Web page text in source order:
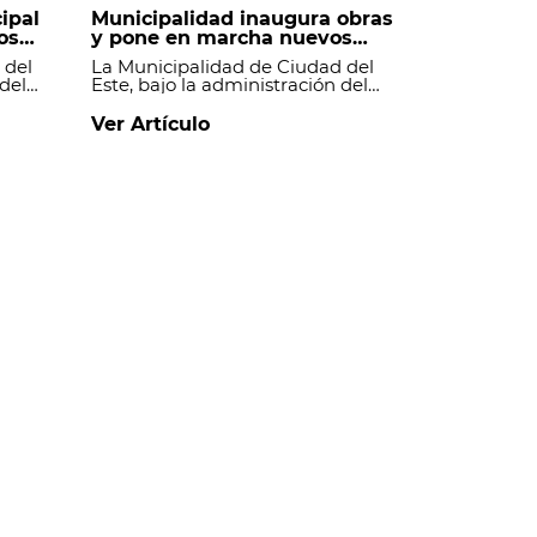
del
Municipalidad inaugura obras
y pone en marcha nuevos
proyectos de infraestructura
La Municipalidad de Ciudad del
Este, bajo la administración del
mantiene un ritmo sostenido de
ejecución de obras, inaugurando
Ver Artículo